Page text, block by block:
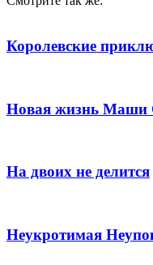
Королевские
Новая жизнь Маши
На двоих не делится
Неукротимая